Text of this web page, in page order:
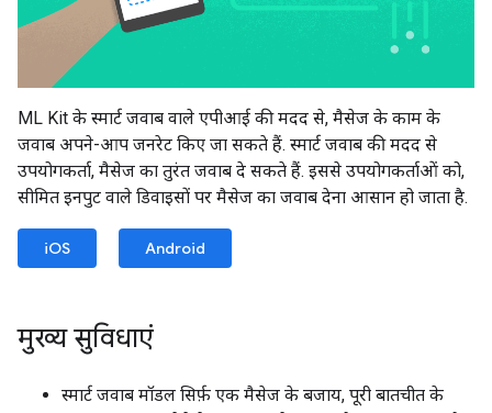
ML Kit के स्मार्ट जवाब वाले एपीआई की मदद से, मैसेज के काम के
जवाब अपने-आप जनरेट किए जा सकते हैं. स्मार्ट जवाब की मदद से
उपयोगकर्ता, मैसेज का तुरंत जवाब दे सकते हैं. इससे उपयोगकर्ताओं को,
सीमित इनपुट वाले डिवाइसों पर मैसेज का जवाब देना आसान हो जाता है.
iOS Android
मुख्य सुविधाएं
स्मार्ट जवाब मॉडल सिर्फ़ एक मैसेज के बजाय, पूरी बातचीत के